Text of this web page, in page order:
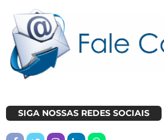
SIGA NOSSAS REDES SOCIAIS